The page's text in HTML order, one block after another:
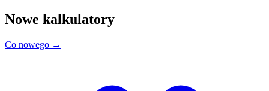
Nowe kalkulatory
Co nowego →